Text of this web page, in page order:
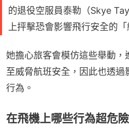
的退役空服員泰勒（Skye
上抨擊恐會影響飛行安全的
她擔心旅客會模仿這些舉動，
至威脅航班安全，因此也透過
行為。
在飛機上哪些行為超危